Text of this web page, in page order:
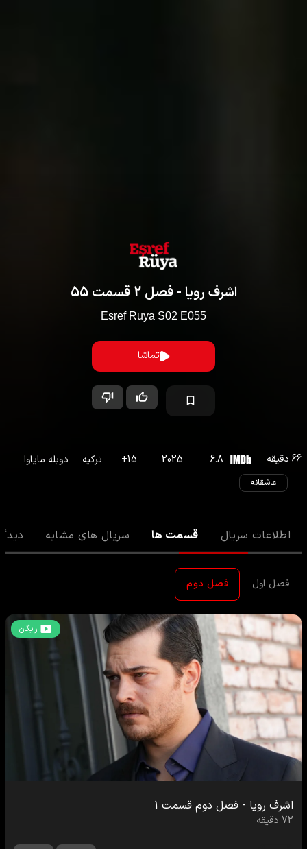
اشرف رویا - فصل2 قسمت55
Esref Ruya S02 E055
تماشا
66 دقیقه 6.8
2025
15
+ ترکیه دوبله مایاوا
عاشقانه
اطلاعات سریال قسمت ها سریال های مشابه
فصل اول فصل دوم
رایگان
اشرف رویا - فصل دوم قسمت 1
72 دقیقه